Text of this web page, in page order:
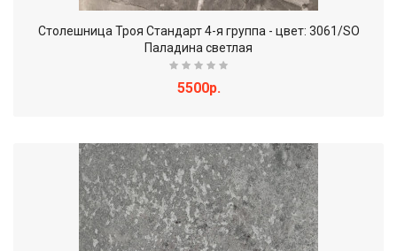
Столешница Троя Стандарт 4-я группа - цвет: 3061/SO
Паладина светлая
5500р.